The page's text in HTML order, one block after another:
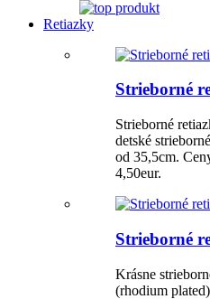
Retiazky
Strieborné
Strieborné
detské
od 35,5cm.
4,50eur.
Strieborné
Krásne
(rhodium plated)